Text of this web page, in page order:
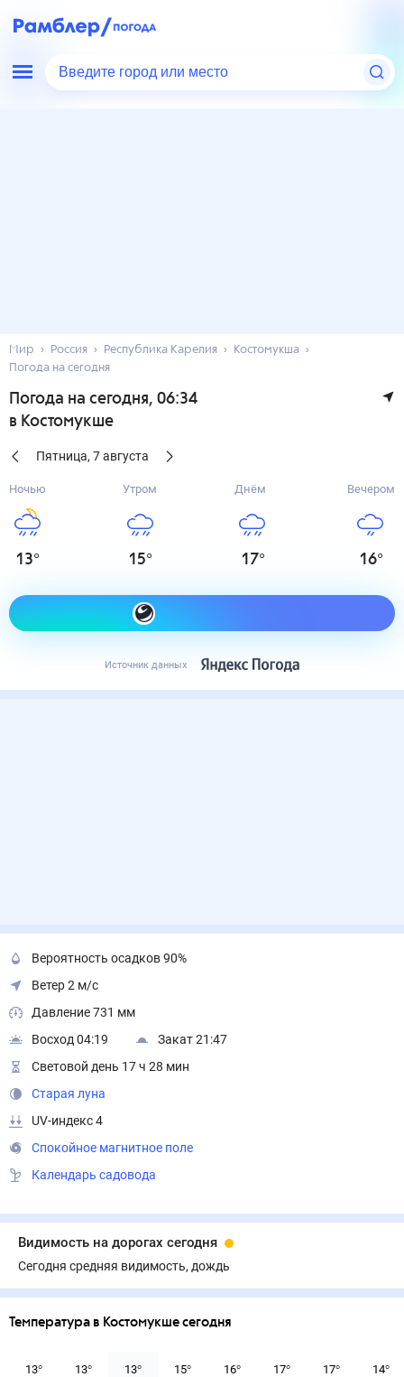
Введите город или место
Мир Россия Республика Карелия
Костомукша
Погода на сегодня
Погода на сегодня, 06:34
в Костомукше
Пятница, 7августа
Ночью
13°
Утром
15°
Днём
17°
Вечером
16°
Как одеться сегодня
Источник данных
Вероятность осадков 90%
Ветер 2 м/с
Давление 731 мм
Восход 04:19
Закат 21:47
Световой день 17 ч 28 мин
Старая луна
UV-индекс 4
Спокойное магнитное поле
Календарь садовода
Видимость на дорогах сегодня
Сегодня средняя видимость, дождь
Температура в Костомукше сегодня
13° 13° 13° 15° 16° 17° 17° 14°